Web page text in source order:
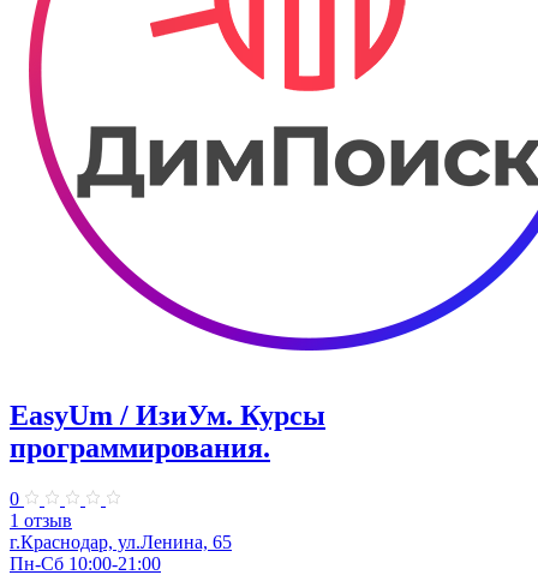
EasyUm / ИзиУм. ​Курсы
программирования.
0
1 отзыв
г.Краснодар, ул.Ленина, 65
Пн-Сб 10:00-21:00